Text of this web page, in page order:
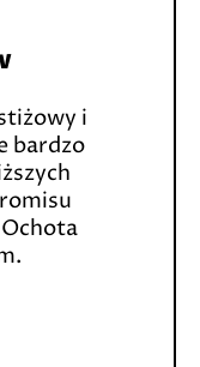
i
bardzo